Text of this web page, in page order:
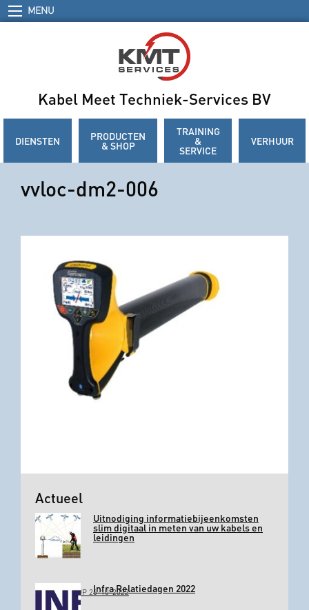
MENU
Kabel Meet Techniek-Services BV
DIENSTEN PRODUCTEN
& SHOP
TRAINING
&
SERVICE
VERHUUR
vvloc-dm2-006
Actueel
Uitnodiging informatiebijeenkomsten
slim digitaal in meten van uw kabels en
leidingen
GEPLAATST OP 26-10-2022Infra Relatiedagen 2022